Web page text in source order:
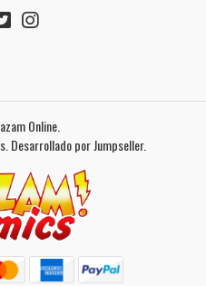
Online.
Desarrollado por Jumpseller.